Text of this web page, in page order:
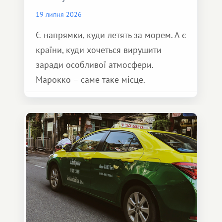
19 липня 2026
Є напрямки, куди летять за морем. А є
країни, куди хочеться вирушити
заради особливої ​​атмосфери.
Марокко – саме таке місце.